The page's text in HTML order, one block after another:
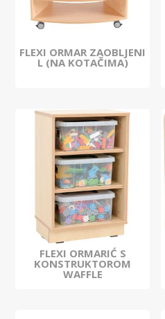
FLEXI ORMAR ZAOBLJENI
L (NA KOTAČIMA)
FLEXI ORMARIĆ S
KONSTRUKTOROM
WAFFLE